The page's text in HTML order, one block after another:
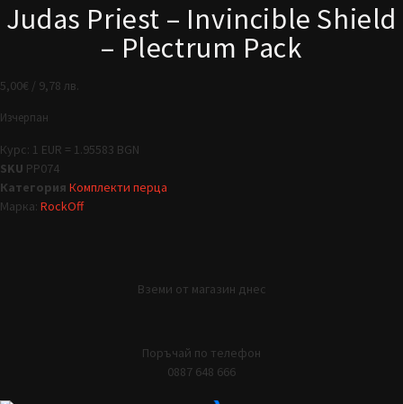
Judas Priest – Invincible Shield
– Plectrum Pack
5,00€ / 9,78 лв.
Изчерпан
Курс: 1 EUR = 1.95583 BGN
SKU PP074
Категория Комплекти перца
Марка: RockOff
Вземи от магазин днес
Поръчай по телефон
0887 648 666